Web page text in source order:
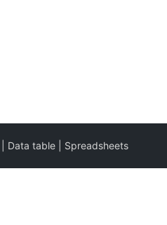
Data table | Spreadsheets